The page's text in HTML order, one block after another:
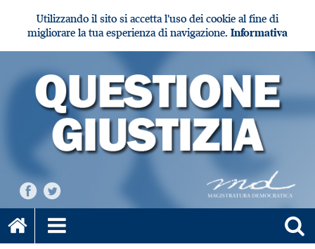
Utilizzando il sito si accetta l'uso dei cookie al fine di
migliorare la tua esperienza di navigazione. Informativa